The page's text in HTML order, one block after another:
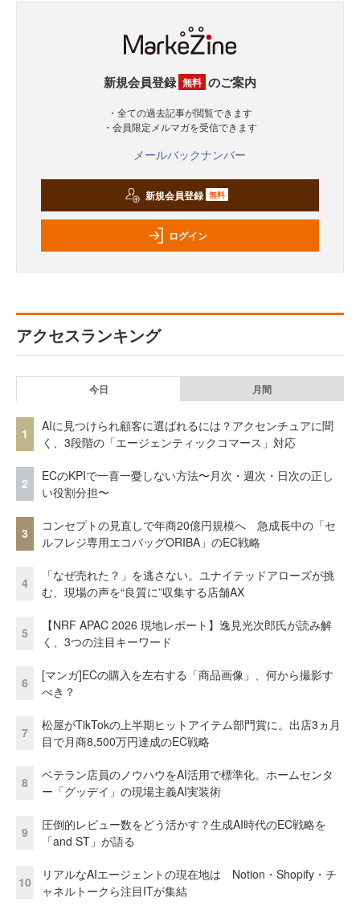
新規会員登録 無料 のご案内
・全ての過去記事が閲覧できます
・会員限定メルマガを受信できます
メールバックナンバー
新規会員登録 無料
ログイン
アクセスランキング
今日 月間
1
AIに見つけられ顧客に選ばれるには？アクセンチュアに聞
く、3段階の「エージェンティックコマース」対応
2
ECのKPIで一喜一憂しない方法〜月次・週次・日次の正し
い役割分担〜
3
コンセプトの見直しで年商20億円規模へ 急成長中の「セ
ルフレジ専用エコバッグORIBA」のEC戦略
4
「なぜ売れた？」を逃さない。ユナイテッドアローズが挑
む、現場の声を“良質に”収集する店舗AX
5
【NRF APAC 2026 現地レポート】逸見光次郎氏が読み解
く、3つの注目キーワード
6
[マンガ]ECの購入を左右する「商品画像」、何から撮影す
べき？
7
松屋がTikTokの上半期ヒットアイテム部門賞に。出店3ヵ月
目で月商8,500万円達成のEC戦略
8
ベテラン店員のノウハウをAI活用で標準化。ホームセンタ
ー「グッデイ」の現場主義AI実装術
9
圧倒的レビュー数をどう活かす？生成AI時代のEC戦略を
「and ST」が語る
10
リアルなAIエージェントの現在地は Notion・Shopify・チ
ャネルトークら注目ITが集結